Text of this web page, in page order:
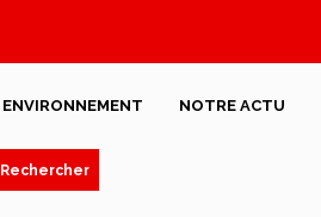
ENVIRONNEMENT NOTRE ACTU
Rechercher